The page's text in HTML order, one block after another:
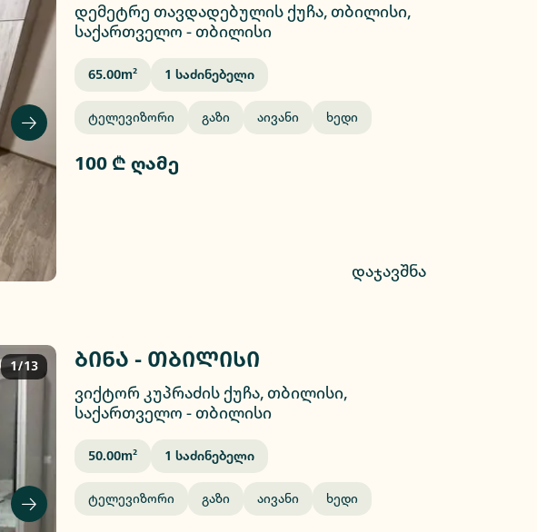
დემეტრე თავდადებულის ქუჩა, თბილისი,
საქართველო -თბილისი
65.00M² 1 Საძინებელი
Ტელევიზორი Გაზი Აივანი Ხედი
100 ₾ ღამე
დაჯავშნა
1/13 ბინა - თბილისი
ვიქტორ კუპრაძის ქუჩა, თბილისი,
საქართველო -თბილისი
50.00M² 1 Საძინებელი
Ტელევიზორი Გაზი Აივანი Ხედი